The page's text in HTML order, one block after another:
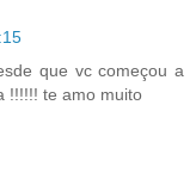
que vc começou a
!!!!!! te amo muito